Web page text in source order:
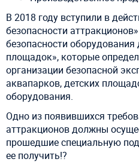
В 2018 году вступили в
безопасности
безопасности оборудования
площадок», которые
организации безопасной
аквапарков, детских
оборудования.
Одно из появившихся
аттракционов должны
прошедшие специальную
ее получить!? ⠀